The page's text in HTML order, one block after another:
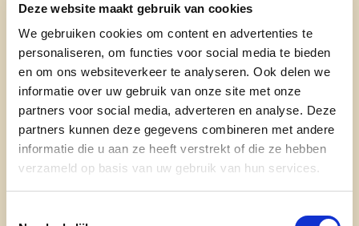
Deze website maakt gebruik van cookies
We gebruiken cookies om content en advertenties te
personaliseren, om functies voor social media te bieden
en om ons websiteverkeer te analyseren. Ook delen we
informatie over uw gebruik van onze site met onze
partners voor social media, adverteren en analyse. Deze
partners kunnen deze gegevens combineren met andere
informatie die u aan ze heeft verstrekt of die ze hebben
verzameld op basis van uw gebruik van hun services.
creëren van een samenleving waarin mensen
zich opnieuw betrokken voelen?
Een moment vol inzichten, verdieping en inspiratie
overhoe we opnieuw bruggen kunnen bouwen
in een tijd van toenemende fragmentatie.
Kom jij ook?